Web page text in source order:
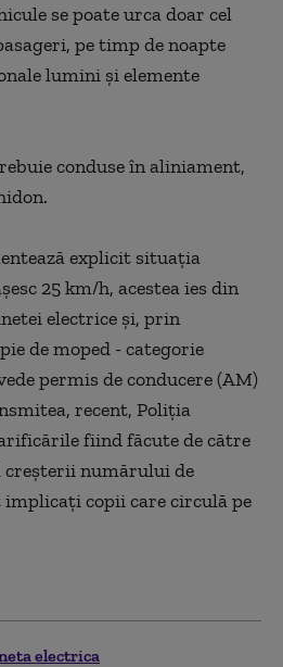
se poate urca doar cel
pe timp de noapte
lumini şi elemente
conduse în aliniament,
explicit situaţia
25 km/h, acestea ies din
electrice şi, prin
de moped - categorie
permis de conducere (AM)
recent, Poliţia
fiind făcute de către
numărului de
implicaţi copii care circulă pe
electrica